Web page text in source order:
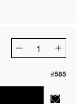
Лосьйон
суфле
₴585